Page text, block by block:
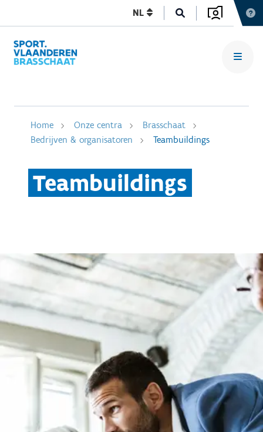
NL
Home Onze centra
Brasschaat
Bedrijven & organisatoren
Teambuildings
Teambuildings